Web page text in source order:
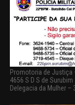
Promotoria de Justiça
4656 S D S de
Delegacia da Mulher –